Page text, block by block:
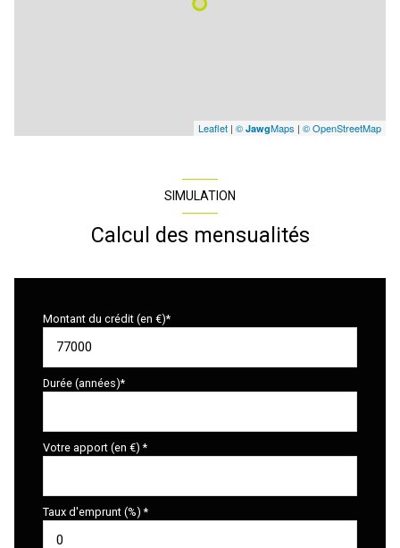
Leaflet | © JawgMaps | © OpenStreetMap
SIMULATION
Calcul des mensualités
Montant du crédit (en €)*
Durée (années)*
Votre apport (en €) *
Taux d'emprunt (%) *